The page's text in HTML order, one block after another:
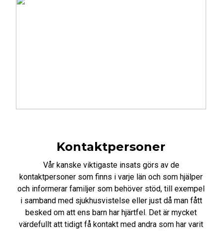
Kontaktpersoner
Vår kanske viktigaste insats görs av de
kontaktpersoner som finns i varje län och som hjälper
och informerar familjer som behöver stöd, till exempel
i samband med sjukhusvistelse eller just då man fått
besked om att ens barn har hjärtfel. Det är mycket
värdefullt att tidigt få kontakt med andra som har varit